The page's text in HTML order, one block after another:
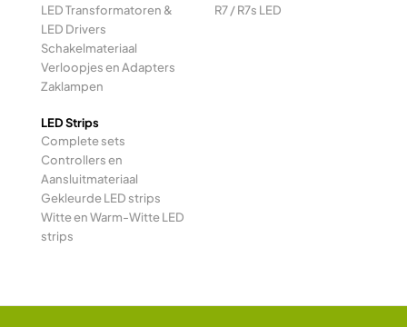
LED Transformatoren &
LED Drivers
Schakelmateriaal
Verloopjes en Adapters
Zaklampen
R7 / R7s LED
LED Strips
Complete sets
Controllers en
Aansluitmateriaal
Gekleurde LED strips
Witte en Warm-Witte LED
strips